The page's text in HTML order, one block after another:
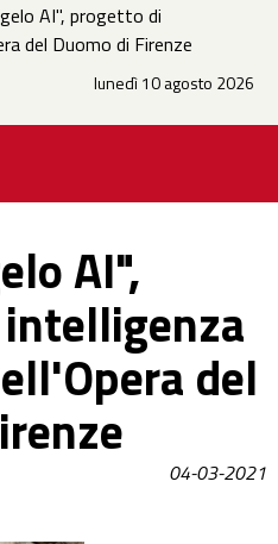
AI", progetto di
del Duomo di Firenze
lunedì 10 agosto 2026
AI",
del
04-03-2021